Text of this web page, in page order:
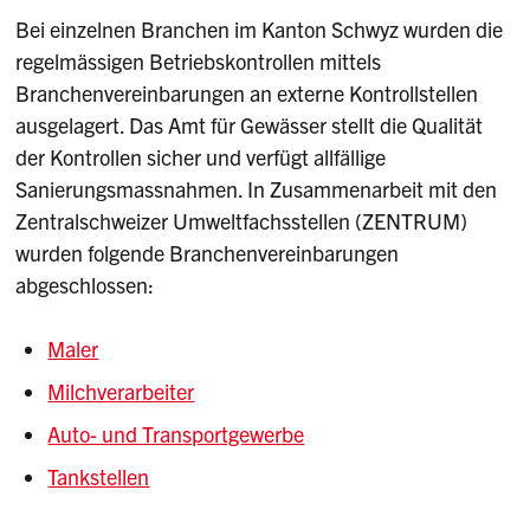
Bei einzelnen Branchen im Kanton Schwyz wurden die
regelmässigen Betriebskontrollen mittels
Branchenvereinbarungen an externe Kontrollstellen
ausgelagert. Das Amt für Gewässer stellt die Qualität
der Kontrollen sicher und verfügt allfällige
Sanierungsmassnahmen. In Zusammenarbeit mit den
Zentralschweizer Umweltfachsstellen (ZENTRUM)
wurden folgende Branchenvereinbarungen
abgeschlossen:
Maler
Milchverarbeiter
Auto- und Transportgewerbe
Tankstellen